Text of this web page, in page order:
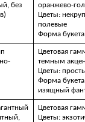
без
оранжево-
Цветы:
полевые
Форма
Цветовая
темным
Цветы:
Форма
изящный
Цветовая
Цветы: